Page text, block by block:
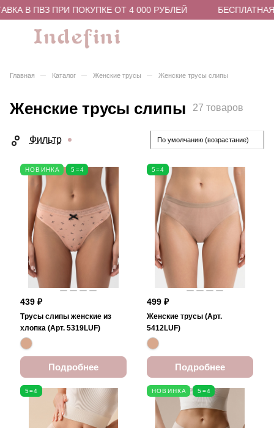
В ПВЗ ПРИ ПОКУПКЕ ОТ 4 000 РУБЛЕЙ БЕСПЛАТНАЯ
Главная – Каталог – Женские трусы – Женские трусы слипы
Женские трусы слипы 27 товаров
Фильтр По умолчанию (возрастание)
НОВИНКА 5=4
439 ₽
Трусы слипы женские из
хлопка (Арт. 5319LUF)
Подробнее
5=4
499 ₽
Женские трусы (Арт.
5412LUF)
Подробнее
5=4 НОВИНКА 5=4